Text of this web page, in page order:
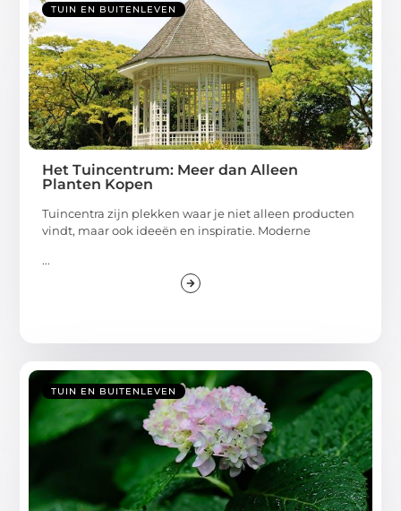
TUIN EN BUITENLEVEN
Het Tuincentrum: Meer dan Alleen
Planten Kopen
Tuincentra zijn plekken waar je niet alleen producten
vindt, maar ook ideeën en inspiratie. Moderne
...
TUIN EN BUITENLEVEN